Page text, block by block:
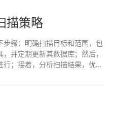
描策略
骤：明确扫描目标和范围，包
并定期更新其数据库；然后，
；接着，分析扫描结果，优先